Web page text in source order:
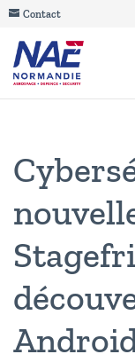
Contact